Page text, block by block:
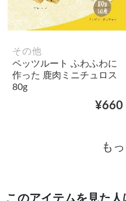
その他
ペッツルート ふわふわに
作った 鹿肉ミニチュロス
80g
¥660
も